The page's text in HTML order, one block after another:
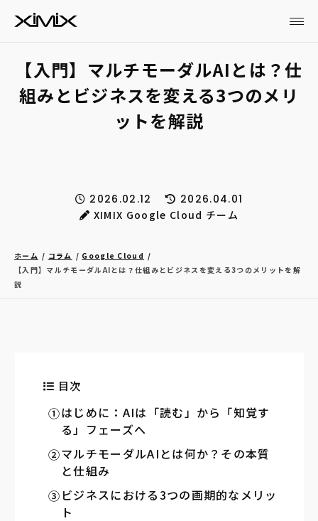
【入門】マルチモーダルAIとは？仕
組みとビジネスを変える3つのメリ
ットを解説
2026.02.12
2026.04.01
XIMIX Google Cloud チーム
ホーム コラム
Google Cloud
【入門】マルチモーダルAIとは？仕組みとビジネスを変える3つのメリットを解
説
目次
はじめに：AIは「読む」から「知覚す
る」フェーズへ
マルチモーダルAIとは何か？その本質
と仕組み
ビジネスにおける3つの画期的なメリッ
ト